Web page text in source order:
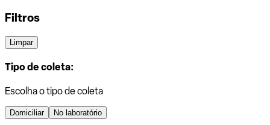
Filtros
Limpar
Tipo de coleta:
Escolha o tipo de coleta
Domiciliar No laboratório